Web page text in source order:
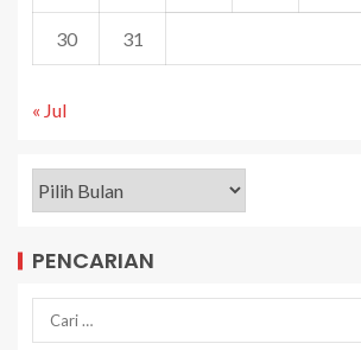
30 31
« Jul
PENCARIAN